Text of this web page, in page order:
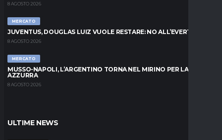
8 AGOSTO 2026
MERCATO
JUVENTUS, DOUGLAS LUIZ VUOLE RESTARE: NO ALL’EVERTON
8 AGOSTO 2026
MERCATO
MUSSO-NAPOLI, L’ARGENTINO TORNA NEL MIRINO PER LA PORTA
AZZURRA
8 AGOSTO 2026
ULTIME NEWS